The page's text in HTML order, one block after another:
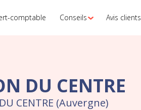
comptable Conseils Avis clients
DU CENTRE
CENTRE (Auvergne)